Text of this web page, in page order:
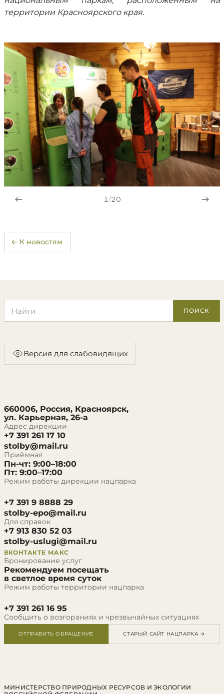
территории Красноярского края.
1/20
← К новостям
ПОИСК
Версия для слабовидящих
660006, Россия, Красноярск,
ул. Карьерная, 26-а
Адрес дирекции
+7 391 261 17 10
stolby@mail.ru
Приёмная
Пн-чт: 9:00–18:00
Пт: 9:00–17:00
Режим работы дирекции нацпарка
+7 391 9 8888 29
stolby-epo@mail.ru
Для справок
+7 913 830 52 03
stolby-uslugi@mail.ru
ВКОНТАКТЕ МАКС
Бронирование услуг
Рекомендуем посещать
в светлое время суток
Режим работы территории нацпарка
+7 391 261 16 95
Сообщить о возгораниях и чрезвычайных ситуациях
ОТПРАВИТЬ ОБРАЩЕНИЕ СТАРЫЙ САЙТ НАЦПАРКА →
МИНИСТЕРСТВО ПРИРОДНЫХ РЕСУРСОВ И ЭКОЛОГИИ